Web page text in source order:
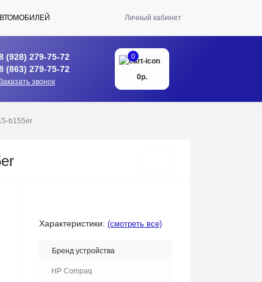
Личный кабинет
(928) 279-75-72
(863) 279-75-72
звонок
0
0р.
b155er
Характеристики: (смотреть все)
Бренд устройства
HP Compaq